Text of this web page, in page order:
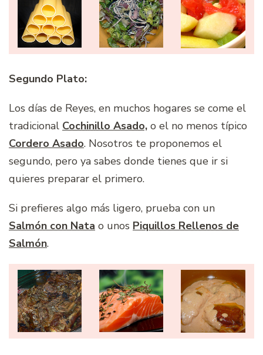
Segundo Plato:
Los días de Reyes, en muchos hogares se come el
tradicional Cochinillo Asado, o el no menos típico
Cordero Asado. Nosotros te proponemos el
segundo, pero ya sabes donde tienes que ir si
quieres preparar el primero.
Si prefieres algo más ligero, prueba con un
Salmón con Nata o unos Piquillos Rellenos de
Salmón.